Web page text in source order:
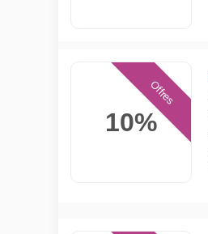
10%
Offres